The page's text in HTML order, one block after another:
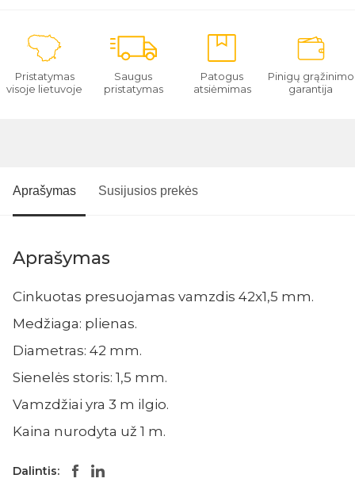
Pristatymas
visoje lietuvoje
Saugus
pristatymas
Patogus
atsiėmimas
Pinigų grąžinimo
garantija
Aprašymas Susijusios prekės
Aprašymas
Cinkuotas presuojamas vamzdis 42x1,5 mm.
Medžiaga: plienas.
Diametras: 42 mm.
Sienelės storis: 1,5 mm.
Vamzdžiai yra 3 m ilgio.
Kaina nurodyta už 1 m.
Dalintis: